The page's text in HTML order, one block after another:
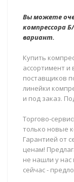
Вы можете
компрессора
вариант.
Купить
ассортимент
поставщиков
линейки
и под заказ.
Торгово-
только новые
Гарантией от
ценам!
не нашли у
сейчас -